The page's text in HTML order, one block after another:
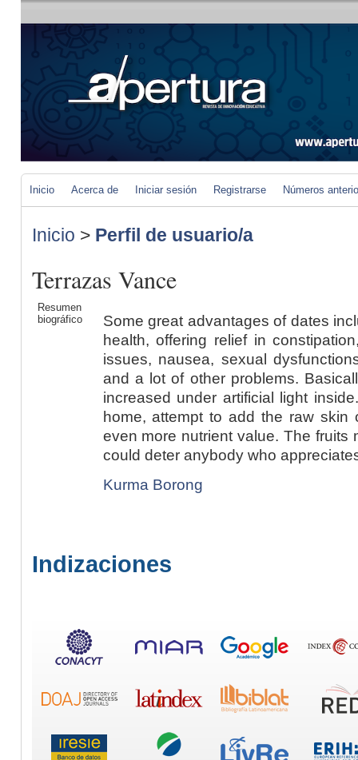
Inicio Acerca de Iniciar sesión Registrarse Números
Inicio > Perfil de usuario/a
Terrazas Vance
Resumen
biográfico
Some great advantages of dates
health, offering relief in
issues, nausea, sexual
and a lot of other problems.
increased under artificial light
home, attempt to add the raw
even more nutrient value. The
could deter anybody who
Kurma Borong
Indizaciones